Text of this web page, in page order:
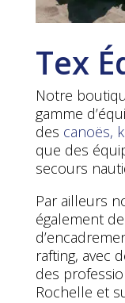
Tex
Notre
gamme
des canoës,
que des
secours
Par ailleurs
également
rafting, avec
des
Rochelle et